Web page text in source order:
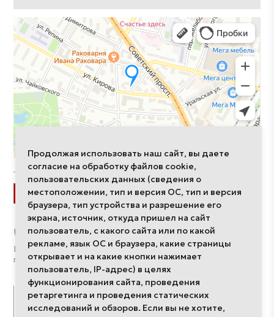
Продолжая использовать наш сайт, вы даете
согласие на обработку файлов cookie,
пользовательских данных (сведения о
местоположении, тип и версия ОС, тип и версия
браузера, тип устройства и разрешение его
экрана, источник, откуда пришел на сайт
пользователь, с какого сайта или по какой
рекламе, язык ОС и браузера, какие страницы
открывает и на какие кнопки нажимает
пользователь, IP-адрес) в целях
функционирования сайта, проведения
ретаргетинга и проведения статических
исследований и обзоров. Если вы не хотите,
Политика обработки
персональных данных
Разделы
Интерьеры
Компании
Дизайнеры
О редакции
Публикации Проекты